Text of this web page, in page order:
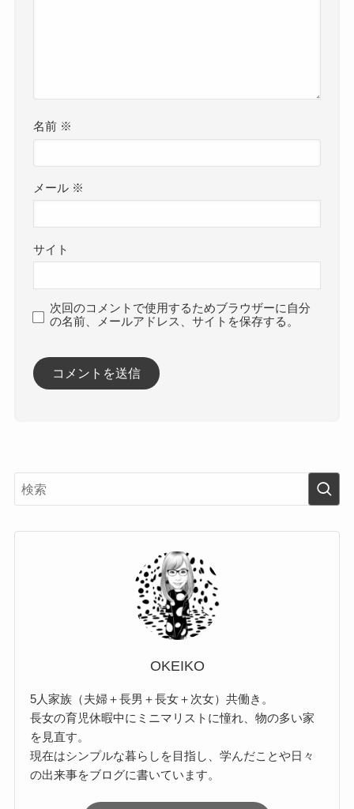
名前 ※
メール ※
サイト
次回のコメントで使用するためブラウザーに自分
の名前、メールアドレス、サイトを保存する。
OKEIKO
5人家族（夫婦＋長男＋長女＋次女）共働き。
長女の育児休暇中にミニマリストに憧れ、物の多い家
を見直す。
現在はシンプルな暮らしを目指し、学んだことや日々
の出来事をブログに書いています。